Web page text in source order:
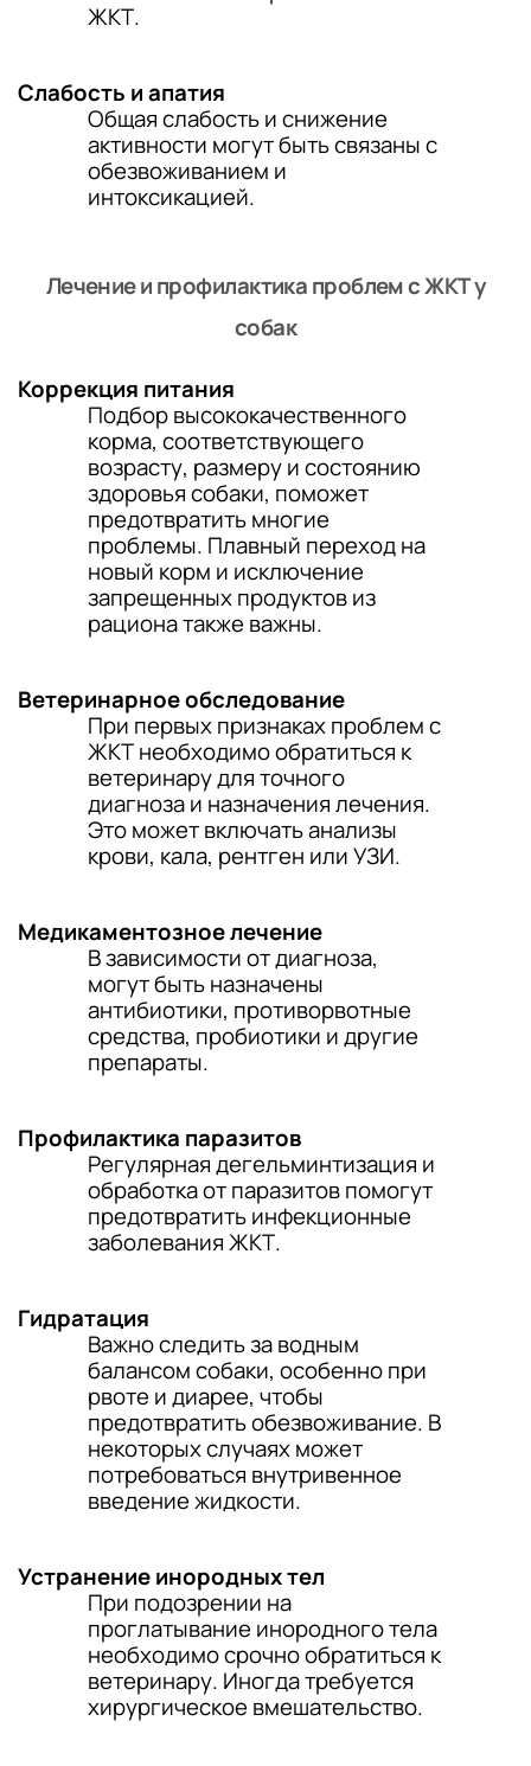
ЖКТ.
Слабость и апатия
Общая слабость и снижение
активности могут быть связаны с
обезвоживанием и
интоксикацией.
Лечение и профилактика проблем с ЖКТ у
собак
Коррекция питания
Подбор высококачественного
корма, соответствующего
возрасту, размеру и состоянию
здоровья собаки, поможет
предотвратить многие
проблемы. Плавный переход на
новый корм и исключение
запрещенных продуктов из
рациона также важны.
Ветеринарное обследование
При первых признаках проблем с
ЖКТ необходимо обратиться к
ветеринару для точного
диагноза и назначения лечения.
Это может включать анализы
крови, кала, рентген или УЗИ.
Медикаментозное лечение
В зависимости от диагноза,
могут быть назначены
антибиотики, противорвотные
средства, пробиотики и другие
препараты.
Профилактика паразитов
Регулярная дегельминтизация и
обработка от паразитов помогут
предотвратить инфекционные
заболевания ЖКТ.
Гидратация
Важно следить за водным
балансом собаки, особенно при
рвоте и диарее, чтобы
предотвратить обезвоживание. В
некоторых случаях может
потребоваться внутривенное
введение жидкости.
Устранение инородных тел
При подозрении на
проглатывание инородного тела
необходимо срочно обратиться к
ветеринару. Иногда требуется
хирургическое вмешательство.